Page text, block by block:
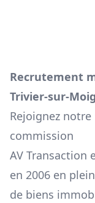
Recrutement
Trivier-sur-
Rejoignez
commission
AV Transaction
en 2006 en
de biens